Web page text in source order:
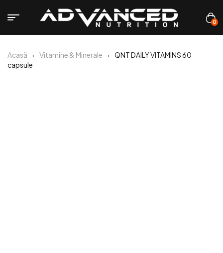
0
Acasă Vitamine & Minerale
QNT DAILY VITAMINS 60
capsule